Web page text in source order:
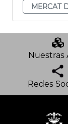
MERCAT
Nuestras
Redes